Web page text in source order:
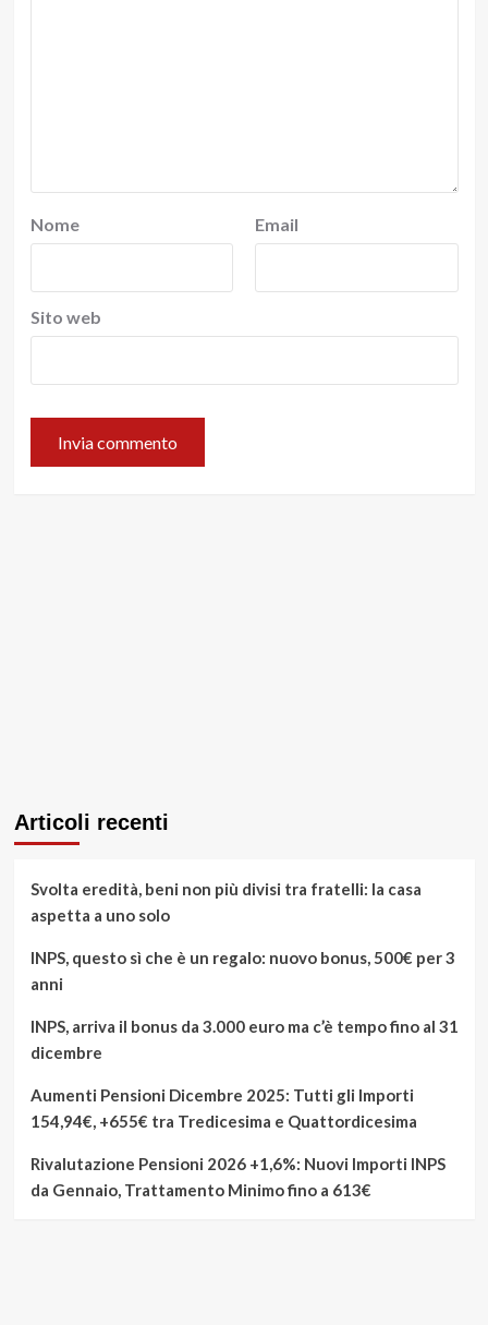
Nome Email
Sito web
Articoli recenti
Svolta eredità, beni non più divisi tra fratelli: la casa
aspetta a uno solo
INPS, questo sì che è un regalo: nuovo bonus, 500€ per 3
anni
INPS, arriva il bonus da 3.000 euro ma c’è tempo fino al 31
dicembre
Aumenti Pensioni Dicembre 2025: Tutti gli Importi
154,94€, +655€ tra Tredicesima e Quattordicesima
Rivalutazione Pensioni 2026 +1,6%: Nuovi Importi INPS
da Gennaio, Trattamento Minimo fino a 613€